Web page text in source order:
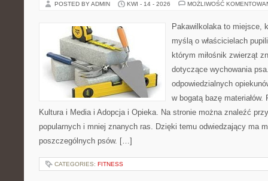
POSTED BY ADMIN KWI - 14 - 2026 MOŻLIWOŚĆ
Pakawilkolaka to miejsce,
myślą o właścicielach
którym miłośnik zwierząt
dotyczące wychowania
odpowiedzialnych
w bogatą bazę
Kultura i Media i Adopcja i Opieka. Na stronie można znaleźć
popularnych i mniej znanych ras. Dzięki temu odwiedzający ma
poszczególnych psów. […]
CATEGORIES: FITNESS